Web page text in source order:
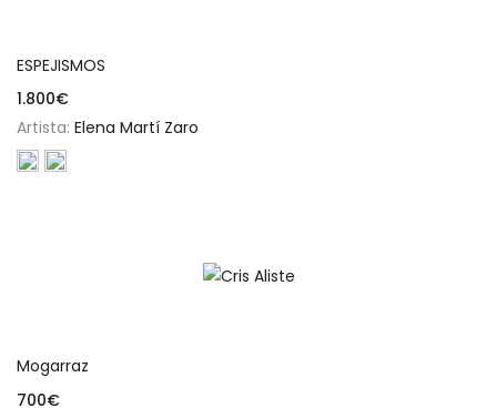
ESPEJISMOS
1.800€
Artista: Elena Martí Zaro
Mogarraz
700€